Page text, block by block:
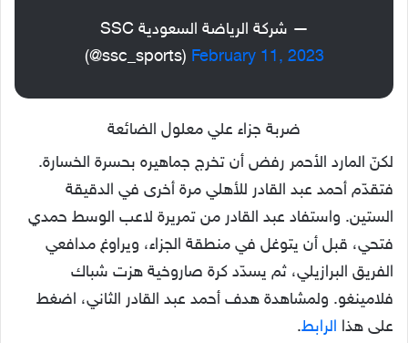
— شركة الرياضة السعودية SSC
(@ssc_sports) February 11, 2023
ضربة جزاء علي معلول الضائعة
لكنّ المارد الأحمر رفض أن تخرج جماهيره بحسرة الخسارة.
فتقدّم أحمد عبد القادر للأهلي مرة أخرى في الدقيقة
الستين. واستفاد عبد القادر من تمريرة لاعب الوسط حمدي
فتحي، قبل أن يتوغل في منطقة الجزاء، ويراوغ مدافعي
الفريق البرازيلي، ثم يسدّد كرة صاروخية هزت شباك
فلامينغو. ولمشاهدة هدف أحمد عبد القادر الثاني، اضغط
على هذا الرابط.